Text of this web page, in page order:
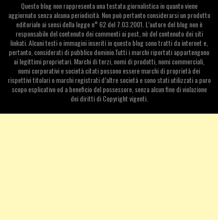
Questo blog non rappresenta una testata giornalistica in quanto viene
aggiornato senza alcuna periodicità. Non può pertanto considerarsi un prodotto
editoriale ai sensi della legge n° 62 del 7.03.2001. L’autore del blog non è
responsabile del contenuto dei commenti ai post, nè del contenuto dei siti
linkati. Alcuni testi o immagini inseriti in questo blog sono tratti da internet e,
pertanto, considerati di pubblico dominio.Tutti i marchi riportati appartengono
ai legittimi proprietari. Marchi di terzi, nomi di prodotti, nomi commerciali,
nomi corporativi e società citati possono essere marchi di proprietà dei
rispettivi titolari o marchi registrati d’altre società e sono stati utilizzati a puro
scopo esplicativo ed a beneficio del possessore, senza alcun fine di violazione
dei diritti di Copyright vigenti.